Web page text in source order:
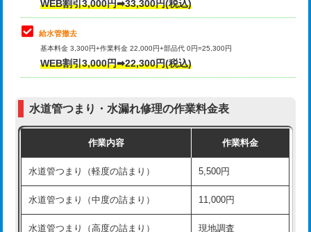
マス交換（深さ50㎝未満）
マス交換（深さ50㎝以上）
コンクリート斫り（厚さ10㎝まで）
モルタル補修（厚さ10㎝超え） 38,500円
洗面台設置 38,500円
化粧台設置 22,000円
理・調整・分解・加工など（重作業）
その他部品の脱着
交換・取付（タンク）
式）)
式・ワンホール）)
交換・取付(排水栓・排水トラップ
22,000円+材料費
WEB割引3,000円➡33,300円(税込)
給水管撤去
基本料金 3,300円+作業料金 22,000円+部品代 0円=25,300円
WEB割引3,000円➡22,300円(税込)
水道管つまり・水漏れ修理の作業料金表
作業内容 作業料金
水道管つまり（軽度の詰まり） 5,500円
水道管つまり（中度の詰まり） 11,000円
水道管つまり（高度の詰まり） 現地調査